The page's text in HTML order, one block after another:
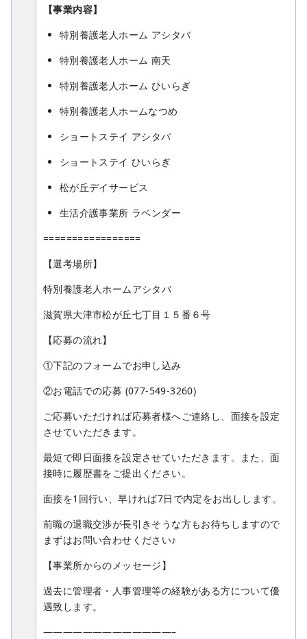
【事業内容】
特別養護老人ホーム アシタバ
特別養護老人ホーム 南天
特別養護老人ホーム ひいらぎ
特別養護老人ホームなつめ
ショートステイ アシタバ
ショートステイ ひいらぎ
松が丘デイサービス
生活介護事業所 ラベンダー
=================
【選考場所】
特別養護老人ホームアシタバ
滋賀県大津市松が丘七丁目１５番６号
【応募の流れ】
①下記のフォームでお申し込み
②お電話での応募 (077-549-3260)
ご応募いただければ応募者様へご連絡し、面接を設定
させていただきます。
最短で即日面接を設定させていただきます。また、面
接時に履歴書をご提出ください。
面接を1回行い、早ければ7日で内定をお出しします。
前職の退職交渉が長引きそうな方もお待ちしますので
まずはお問い合わせください♪
【事業所からのメッセージ】
過去に管理者・人事管理等の経験がある方について優
遇致します。
—————————————–